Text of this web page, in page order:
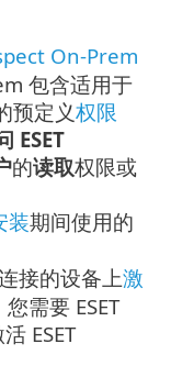
On-Prem
包含适用于
预定义权限
ESET
的读取权限或
装期间使用的
接的设备上激
需要 ESET
ESET